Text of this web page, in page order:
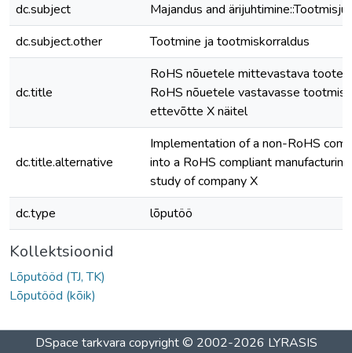
dc.subject
Majandus and
dc.subject.other
Tootmine ja tootmiskorraldus
dc.title
RoHS nõuetele mittevastava toote
RoHS nõuetele vastavasse
ettevõtte X näitel
dc.title.alternative
Implementation of a non-RoHS
into a RoHS compliant
study of company X
dc.type
lõputöö
Kollektsioonid
Lõputööd (TJ, TK)
Lõputööd (kõik)
DSpace tarkvara copyright © 2002-2026 LYRASIS